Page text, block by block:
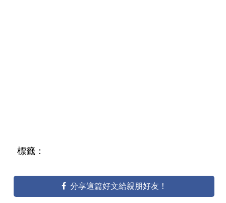
標籤：
分享這篇好文給親朋好友！